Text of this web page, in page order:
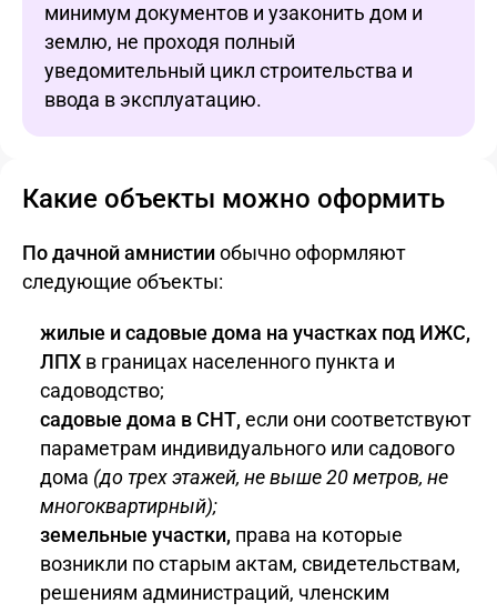
минимум документов и узаконить дом и
землю, не проходя полный
уведомительный цикл строительства и
ввода в эксплуатацию.
Какие объекты можно оформить
По дачной амнистииобычно оформляют
следующие объекты:
жилые и садовые дома на участках под ИЖС,
ЛПХ в границах населенного пункта и
садоводство;
садовые дома в СНТ, если они соответствуют
параметрам индивидуального или садового
дома (до трех этажей, не выше 20 метров, не
многоквартирный);
земельные участки, права на которые
возникли по старым актам, свидетельствам,
решениям администраций, членским